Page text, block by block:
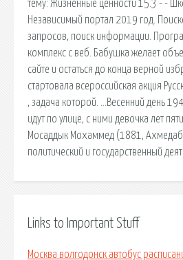
тему: Жизненные ценности 15.3 - -
Независимый портал 2019 год.
запросов, поиск информации.
комплекс с веб. Бабушка желает
сайте и остаться до конца верной
стартовала всероссийская акция
, задача которой. …Весенний день
идут по улице, с ними девочка лет
Мосаддык Мохаммед (1881,
политический и государственный
Links to Important Stuff
Москва волгодонск автобус